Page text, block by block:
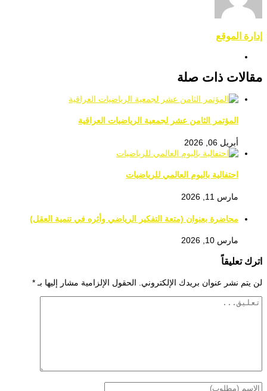
إدارة الموقع
مقالات ذات صلة
المؤتمر الثامن عشر لجمعية الرياضيات العراقية
أبريل 06, 2026
احتفالية باليوم العالمي للرياضيات
مارس 11, 2026
محاضرة بعنوان (متعة التفكير الرياضي وأثره في تنمية العقل)
مارس 10, 2026
اترك تعليقاً
لن يتم نشر عنوان بريدك الإلكتروني. الحقول الإلزامية مشار إليها بـ *